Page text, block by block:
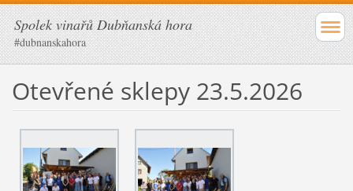
Spolek vinařů Dubňanská hora
#dubnanskahora
Otevřené sklepy 23.5.2026